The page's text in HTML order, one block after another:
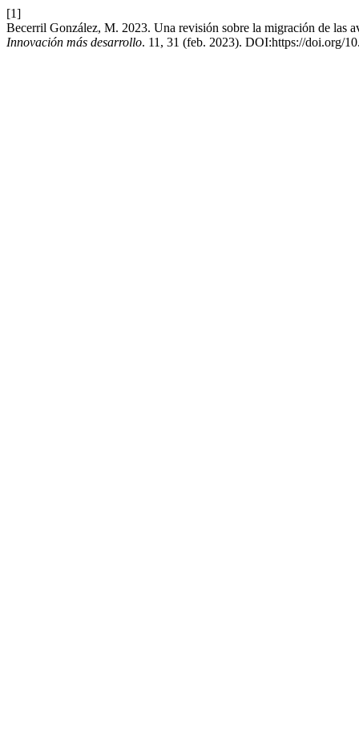
[1]
Becerril González, M. 2023. Una revisión sobre la migración de las
Innovación más desarrollo. 11, 31 (feb. 2023). DOI:https://doi.org/